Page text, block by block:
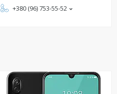
+380 (96) 753-55-52